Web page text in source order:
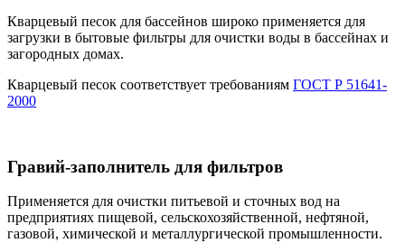
Кварцевый песок для бассейнов широко применяется для
загрузки в бытовые фильтры для очистки воды в бассейнах и
загородных домах.
Кварцевый песок соответствует требованиям ГОСТ Р 51641-
2000
Гравий-заполнитель для фильтров
Применяется для очистки питьевой и сточных вод на
предприятиях пищевой, сельскохозяйственной, нефтяной,
газовой, химической и металлургической промышленности.